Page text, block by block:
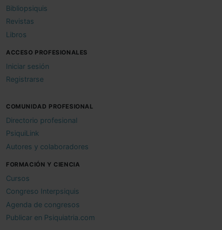
Bibliopsiquis
Revistas
Libros
ACCESO PROFESIONALES
Iniciar sesión
Registrarse
COMUNIDAD PROFESIONAL
Directorio profesional
PsiquiLink
Autores y colaboradores
FORMACIÓN Y CIENCIA
Cursos
Congreso Interpsiquis
Agenda de congresos
Publicar en Psiquiatria.com